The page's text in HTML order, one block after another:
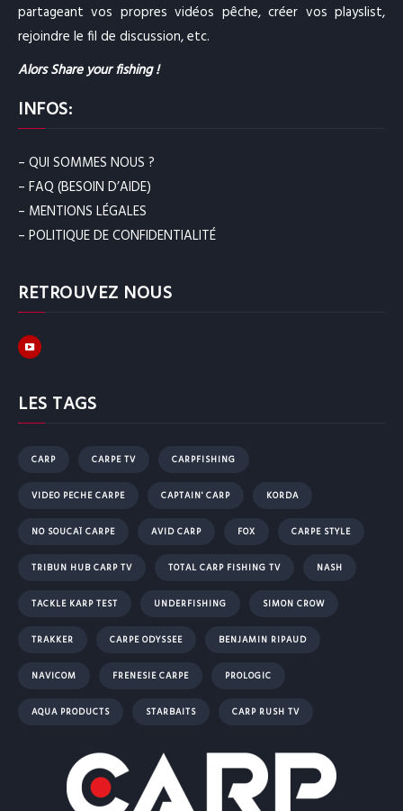
partageant vos propres vidéos pêche, créer vos playslist,
rejoindre le fil de discussion, etc.
Alors Share your fishing !
INFOS:
– QUI SOMMES NOUS ?
– FAQ (BESOIN D’AIDE)
– MENTIONS LÉGALES
– POLITIQUE DE CONFIDENTIALITÉ
RETROUVEZ NOUS
LES TAGS
CARP CARPE TV CARPFISHING
VIDEO PECHE CARPE CAPTAIN' CARP KORDA
NO SOUCAÏ CARPE AVID CARP FOX CARPE STYLE
TRIBUN HUB CARP TV TOTAL CARP FISHING TV NASH
TACKLE KARP TEST UNDERFISHING SIMON CROW
TRAKKER CARPE ODYSSEE BENJAMIN RIPAUD
NAVICOM FRENESIE CARPE PROLOGIC
AQUA PRODUCTS STARBAITS CARP RUSH TV